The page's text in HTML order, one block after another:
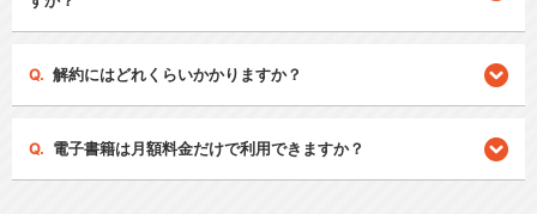
解約にはどれくらいかかりますか？
電子書籍は月額料金だけで利用できますか？